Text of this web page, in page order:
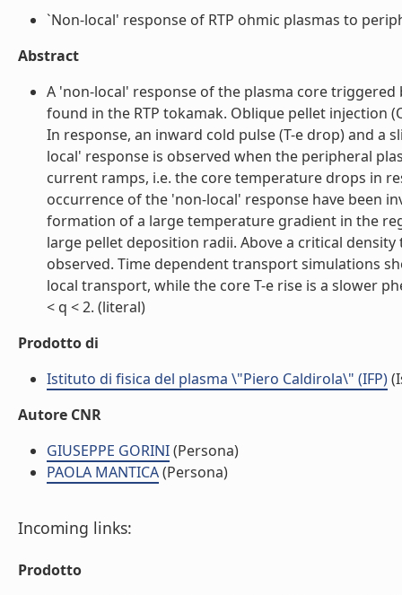
`Non-local' response of RTP ohmic plasmas to
Abstract
A 'non-local' response of the plasma core
found in the RTP tokamak. Oblique pellet injection
In response, an inward cold pulse (T-e drop) and a
local' response is observed when the peripheral
current ramps, i.e. the core temperature drops in
occurrence of the 'non-local' response have been
formation of a large temperature gradient in the
large pellet deposition radii. Above a critical
observed. Time dependent transport simulations
local transport, while the core T-e rise is a slower
< q < 2. (literal)
Prodotto di
Istituto di fisica del plasma \"Piero Caldirola\" (IFP)
Autore CNR
GIUSEPPE GORINI(Persona)
PAOLA MANTICA(Persona)
Incoming links:
Prodotto